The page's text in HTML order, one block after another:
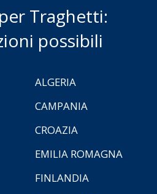
Traghetti:
possibili
ALGERIA
CAMPANIA
CROAZIA
EMILIA ROMAGNA
FINLANDIA